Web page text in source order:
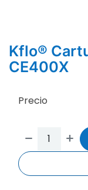
Kflo®
CE400X
Precio